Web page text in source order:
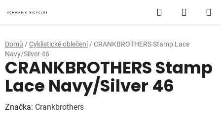
na
obsah
Hledat
KOŠÍK
Domů / Cyklistické oblečení / CRANKBROTHERS Stamp Lace
Navy/Silver 46
CRANKBROTHERS Stamp
Lace Navy/Silver 46
Značka: Crankbrothers